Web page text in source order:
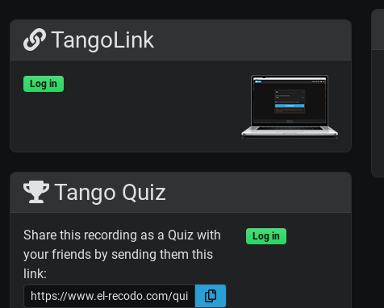
TangoLink
Log in
Tango Quiz
Share this recording as a Quiz with
your friends by sending them this
link:
Log in